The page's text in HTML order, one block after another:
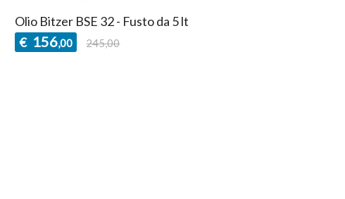
Olio Bitzer BSE 32 - Fusto da 5 lt
€ 156,00 245,00